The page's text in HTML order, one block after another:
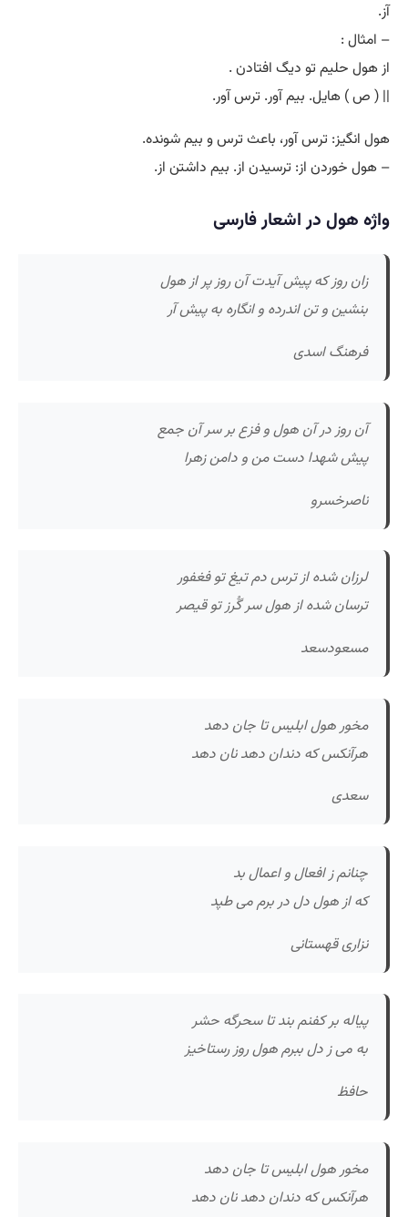
آز.
– امثال :
از هول حلیم تو دیگ افتادن .
|| ( ص ) هایل. بیم آور. ترس آور.
هول انگیز: ترس آور، باعث ترس و بیم شونده.
– هول خوردن از: ترسیدن از. بیم داشتن از.
واژه هول در اشعار فارسی
زان روز که پیش آیدت آن روز پر از هول
بنشین و تن اندرده و انگاره به پیش آر
فرهنگ اسدی
آن روز در آن هول و فزع بر سر آن جمع
پیش شهدا دست من و دامن زهرا
ناصرخسرو
لرزان شده از ترس دم تیغ تو فغفور
ترسان شده از هول سر گُرز تو قیصر
مسعودسعد
مخور هول ابلیس تا جان دهد
هرآنکس که دندان دهد نان دهد
سعدی
چنانم ز افعال و اعمال بد
که از هول دل در برم می طپد
نزاری قهستانی
پیاله بر کفنم بند تا سحرگه حشر
به می ز دل ببرم هول روز رستاخیز
حافظ
مخور هول ابلیس تا جان دهد
هرآنکس که دندان دهد نان دهد